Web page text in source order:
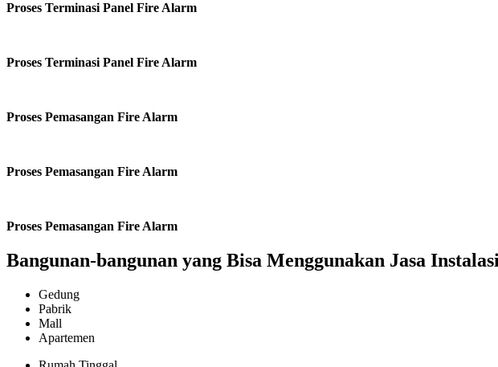
Proses Terminasi Panel Fire Alarm
Proses Terminasi Panel Fire Alarm
Proses Pemasangan Fire Alarm
Proses Pemasangan Fire Alarm
Proses Pemasangan Fire Alarm
Bangunan-bangunan yang Bisa Menggunakan Jasa
Gedung
Pabrik
Mall
Apartemen